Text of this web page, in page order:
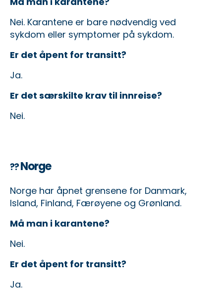
Nei. Karantene er bare nødvendig ved
sykdom eller symptomer på sykdom.
Er det åpent for transitt?
Ja.
Er det særskilte krav til innreise?
Nei.
??Norge
Norge har åpnet grensene for Danmark,
Island, Finland, Færøyene og Grønland.
Må man i karantene?
Nei.
Er det åpent for transitt?
Ja.